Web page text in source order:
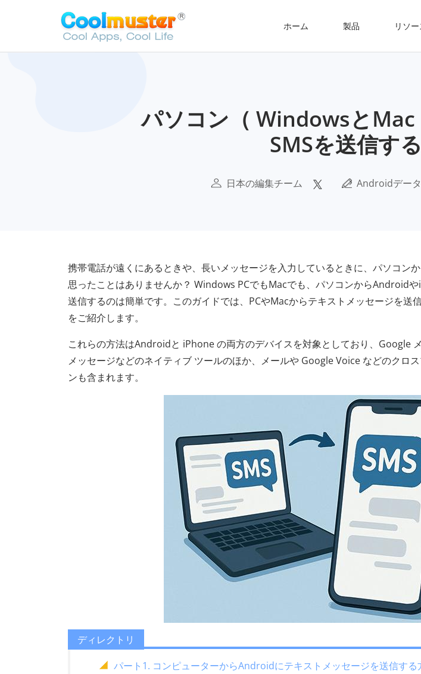
ホーム 製品 リソー
パソコン（ WindowsとMac
SMSを送信す
日本の編集チーム Androidデー
携帯電話が遠くにあるときや、長いメッセージを入力しているときに、パソコン
思ったことはありませんか？ Windows PCでもMacでも、パソコンからAndroid
送信するのは簡単です。このガイドでは、PCやMacからテキストメッセージを送
をご紹介します。
これらの方法はAndroidと iPhone の両方のデバイスを対象としており、Google
メッセージなどのネイティブ ツールのほか、メールや Google Voice などのクロ
ンも含まれます。
ディレクトリ
パート1. コンピューターからAndroidにテキストメッセージを送信する